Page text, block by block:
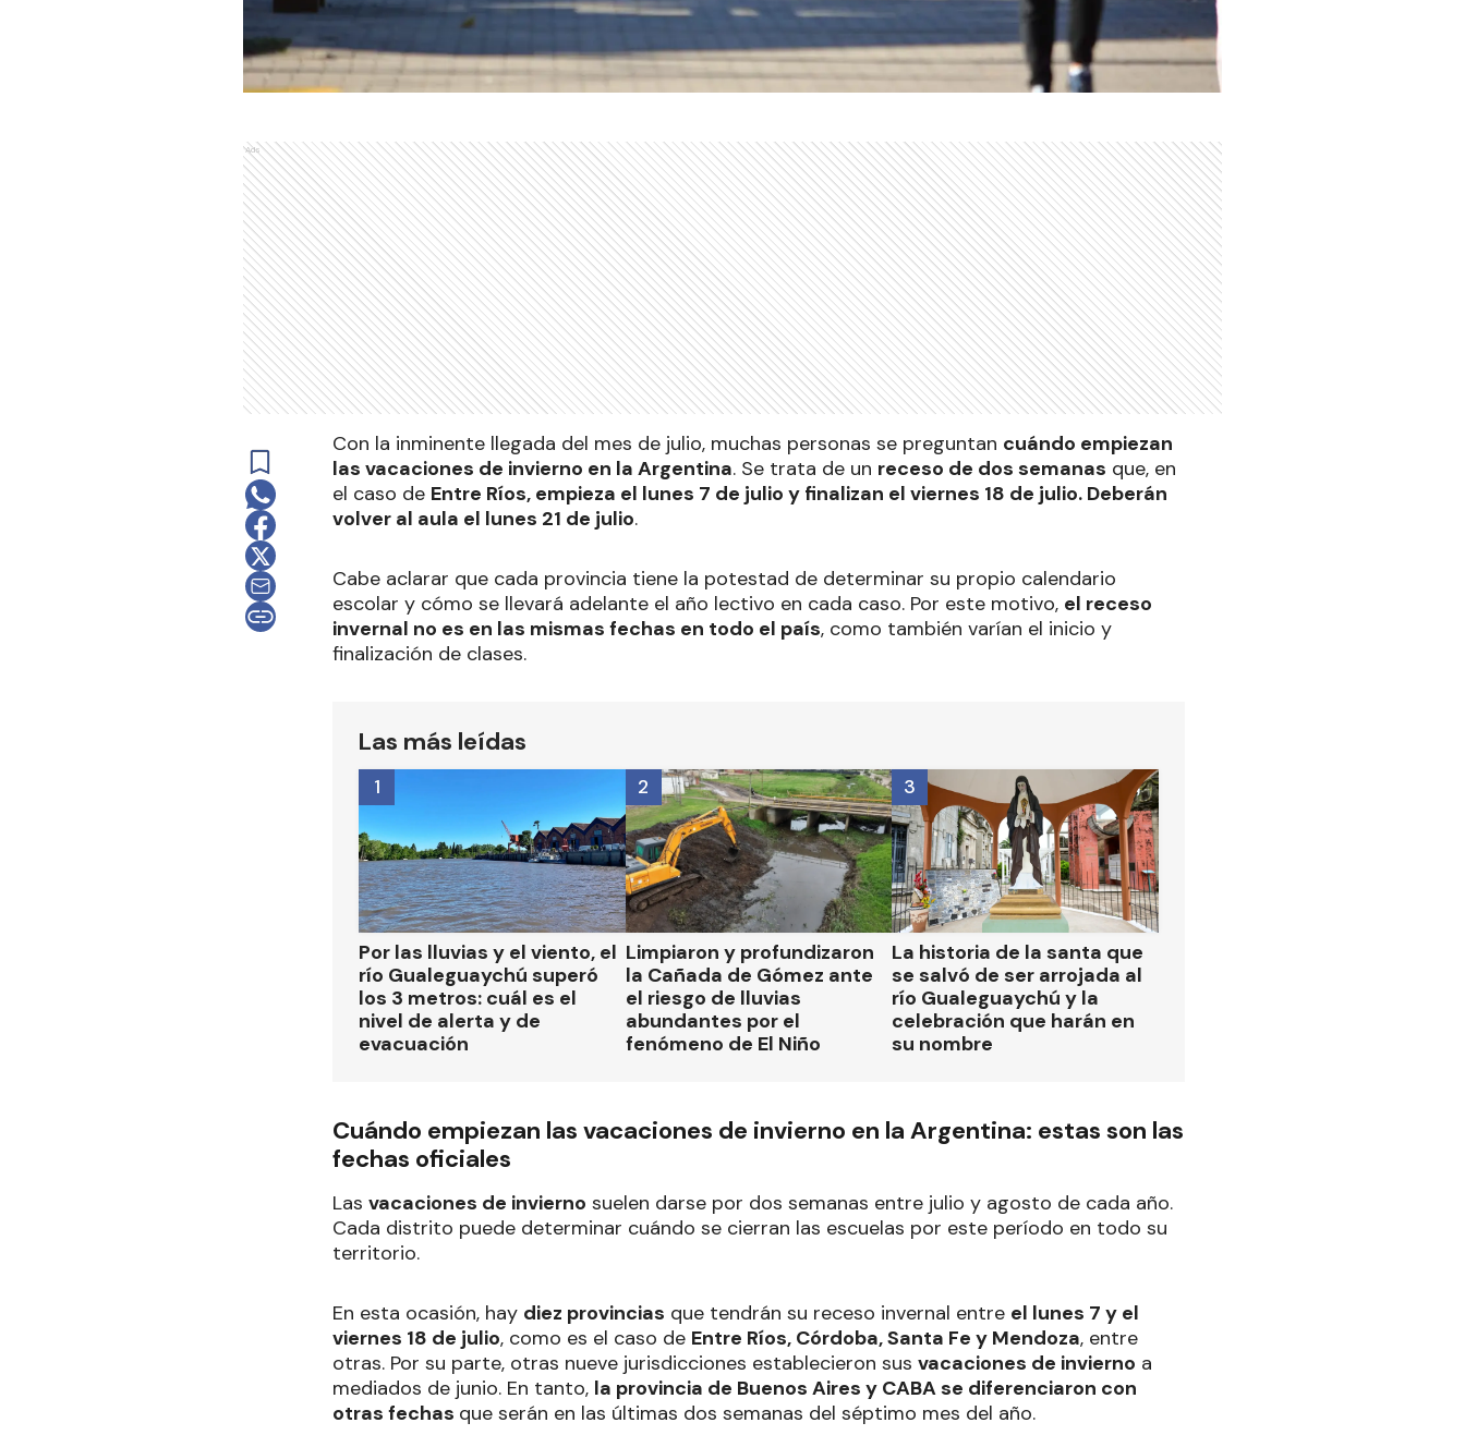
Ads
Con la inminente llegada del mes de julio, muchas personas se preguntan cuándo empiezan
las vacaciones de invierno en la Argentina. Se trata de un receso de dos semanas que, en
el caso de Entre Ríos, empieza el lunes 7 de julio y finalizan el viernes 18 de julio. Deberán
volver al aula el lunes 21 de julio.
Cabe aclarar que cada provincia tiene la potestad de determinar su propio calendario
escolar y cómo se llevará adelante el año lectivo en cada caso. Por este motivo, el receso
invernal no es en las mismas fechas en todo el país, como también varían el inicio y
finalización de clases.
Las más leídas
Por las lluvias y el viento, el
río Gualeguaychú superó
los 3 metros: cuál es el
nivel de alerta y de
evacuación
1
Limpiaron y profundizaron
la Cañada de Gómez ante
el riesgo de lluvias
abundantes por el
fenómeno de El Niño
2
La historia de la santa que
se salvó de ser arrojada al
río Gualeguaychú y la
celebración que harán en
su nombre
3
Cuándo empiezan las vacaciones de invierno en la Argentina: estas son las
fechas oficiales
Las vacaciones de invierno suelen darse por dos semanas entre julio y agosto de cada año.
Cada distrito puede determinar cuándo se cierran las escuelas por este período en todo su
territorio.
En esta ocasión, hay diez provincias que tendrán su receso invernal entre el lunes 7 y el
viernes 18 de julio, como es el caso de Entre Ríos, Córdoba, Santa Fe y Mendoza, entre
otras. Por su parte, otras nueve jurisdicciones establecieron sus vacaciones de invierno a
mediados de junio. En tanto, la provincia de Buenos Aires y CABA se diferenciaron con
otras fechas que serán en las últimas dos semanas del séptimo mes del año.